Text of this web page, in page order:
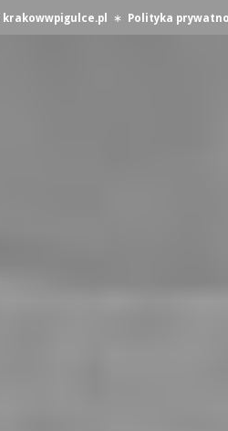
krakowwpigulce.pl ∗ Polityka